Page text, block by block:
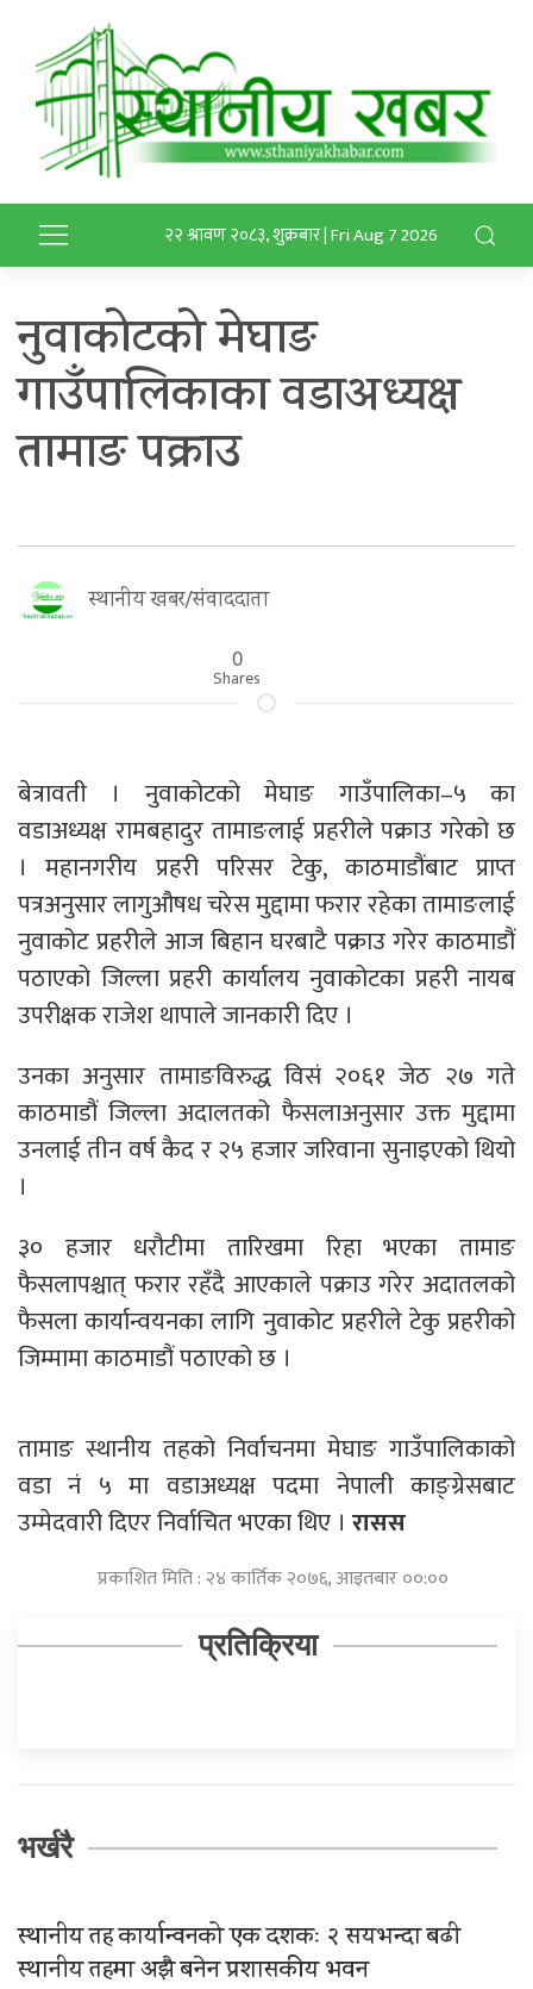
२२ श्रावण २०८३, शुक्रबार | Fri Aug 7 2026
नुवाकोटको मेघाङ
गाउँपालिकाका वडाअध्यक्ष
तामाङ पक्राउ
स्थानीय खबर/संवाददाता
0
Shares
बेत्रावती । नुवाकोटको मेघाङ गाउँपालिका–५ का
वडाअध्यक्ष रामबहादुर तामाङलाई प्रहरीले पक्राउ गरेको छ
। महानगरीय प्रहरी परिसर टेकु, काठमाडौंबाट प्राप्त
पत्रअनुसार लागुऔषध चरेस मुद्दामा फरार रहेका तामाङलाई
नुवाकोट प्रहरीले आज बिहान घरबाटै पक्राउ गरेर काठमाडौं
पठाएको जिल्ला प्रहरी कार्यालय नुवाकोटका प्रहरी नायब
उपरीक्षक राजेश थापाले जानकारी दिए ।
उनका अनुसार तामाङविरुद्ध विसं २०६१ जेठ २७ गते
काठमाडौं जिल्ला अदालतको फैसलाअनुसार उक्त मुद्दामा
उनलाई तीन वर्ष कैद र २५ हजार जरिवाना सुनाइएको थियो
।
३० हजार धरौटीमा तारिखमा रिहा भएका तामाङ
फैसलापश्चात् फरार रहँदै आएकाले पक्राउ गरेर अदातलको
फैसला कार्यान्वयनका लागि नुवाकोट प्रहरीले टेकु प्रहरीको
जिम्मामा काठमाडौं पठाएको छ ।
तामाङ स्थानीय तहको निर्वाचनमा मेघाङ गाउँपालिकाको
वडा नं ५ मा वडाअध्यक्ष पदमा नेपाली काङ्ग्रेसबाट
उम्मेदवारी दिएर निर्वाचित भएका थिए । रासस
प्रकाशित मिति : २४ कार्तिक २०७६, आइतबार ००:००
प्रतिक्रिया
भर्खरै
स्थानीय तह कार्यान्वनको एक दशकः २ सयभन्दा बढी
स्थानीय तहमा अझै बनेन प्रशासकीय भवन